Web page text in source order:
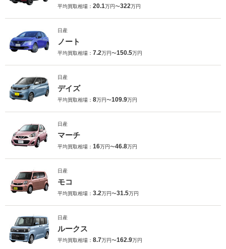
平均買取相場： 20.1万円〜322万円
日産
ノート
平均買取相場： 7.2万円〜150.5万円
日産
デイズ
平均買取相場： 8万円〜109.9万円
日産
マーチ
平均買取相場： 16万円〜46.8万円
日産
モコ
平均買取相場： 3.2万円〜31.5万円
日産
ルークス
平均買取相場： 8.7万円〜162.9万円